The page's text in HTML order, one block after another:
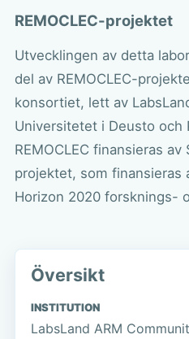
REMOCLEC-projektet
Utvecklingen av detta
del av REMOCLEC-
konsortiet, lett av
Universitetet i Deusto och
REMOCLEC finansieras
projektet, som finansieras
Horizon 2020 forsknings-
Översikt
INSTITUTION
LabsLand ARM